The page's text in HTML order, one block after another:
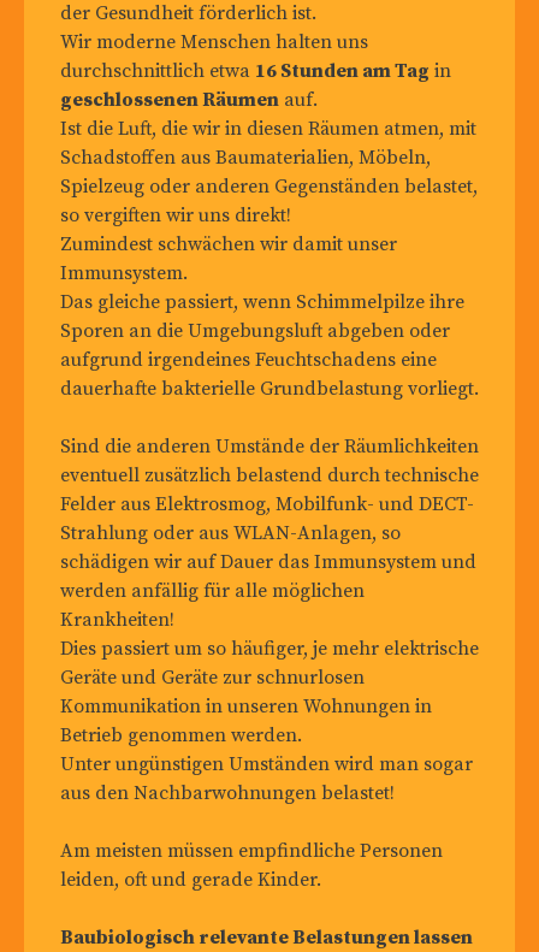
der Gesundheit förderlich ist.
Wir moderne Menschen halten uns
durchschnittlich etwa 16 Stunden am Tag in
geschlossenen Räumen auf.
Ist die Luft, die wir in diesen Räumen atmen, mit
Schadstoffen aus Baumaterialien, Möbeln,
Spielzeug oder anderen Gegenständen belastet,
so vergiften wir uns direkt!
Zumindest schwächen wir damit unser
Immunsystem.
Das gleiche passiert, wenn Schimmelpilze ihre
Sporen an die Umgebungsluft abgeben oder
aufgrund irgendeines Feuchtschadens eine
dauerhafte bakterielle Grundbelastung vorliegt.
Sind die anderen Umstände der Räumlichkeiten
eventuell zusätzlich belastend durch technische
Felder aus Elektrosmog, Mobilfunk- und DECT-
Strahlung oder aus WLAN-Anlagen, so
schädigen wir auf Dauer das Immunsystem und
werden anfällig für alle möglichen
Krankheiten!
Dies passiert um so häufiger, je mehr elektrische
Geräte und Geräte zur schnurlosen
Kommunikation in unseren Wohnungen in
Betrieb genommen werden.
Unter ungünstigen Umständen wird man sogar
aus den Nachbarwohnungen belastet!
Am meisten müssen empfindliche Personen
leiden, oft und gerade Kinder.
Baubiologisch relevante Belastungen lassen